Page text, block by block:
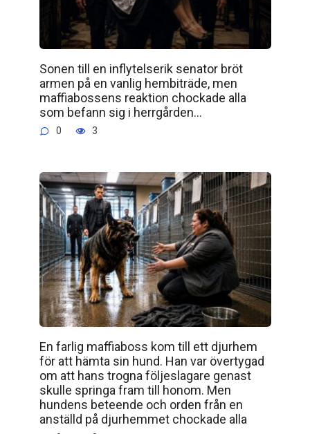
Sonen till en inflytelserik senator bröt
armen på en vanlig hembiträde, men
maffiabossens reaktion chockade alla
som befann sig i herrgården…
0 3
En farlig maffiaboss kom till ett djurhem
för att hämta sin hund. Han var övertygad
om att hans trogna följeslagare genast
skulle springa fram till honom. Men
hundens beteende och orden från en
anställd på djurhemmet chockade alla